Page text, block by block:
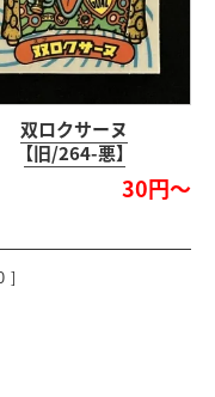
双ロクサーヌ
【旧/264-悪】
30円～
]